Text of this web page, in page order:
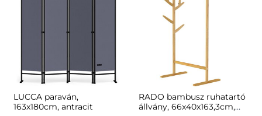
LUCCA paraván,
163x180cm, antracit
RADO bambusz ruhatartó
állvány, 66x40x163,3cm,